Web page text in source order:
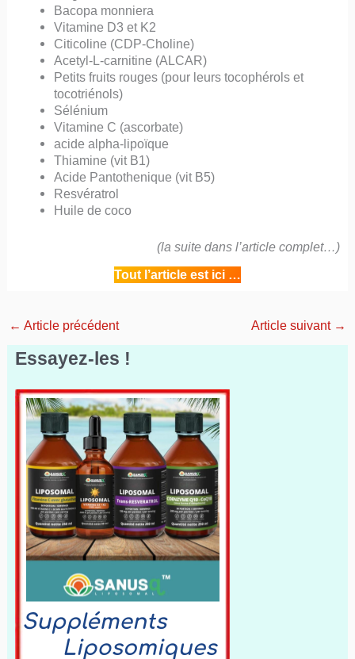
Bacopa monniera
Vitamine D3 et K2
Citicoline (CDP-Choline)
Acetyl-L-carnitine (ALCAR)
Petits fruits rouges (pour leurs tocophérols et
tocotriénols)
Sélénium
Vitamine C (ascorbate)
acide alpha-lipoïque
Thiamine (vit B1)
Acide Pantothenique (vit B5)
Resvératrol
Huile de coco
(la suite dans l’article complet…)
Tout l’article est ici …
← Article précédent Article suivant →
Essayez-les !